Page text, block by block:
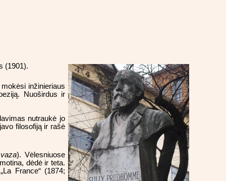
(1901).
inžinieriaus
Nuoširdus ir
nutraukė jo
filosofiją ir rašė
). Vėlesniuose
dėdė ir teta.
France“ (1874;